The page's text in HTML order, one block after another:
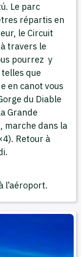
Le parc
répartis en
le Circuit
travers le
pourrez y
que
en canot vous
du Diable
Grande
marche dans la
Retour à
l’aéroport.